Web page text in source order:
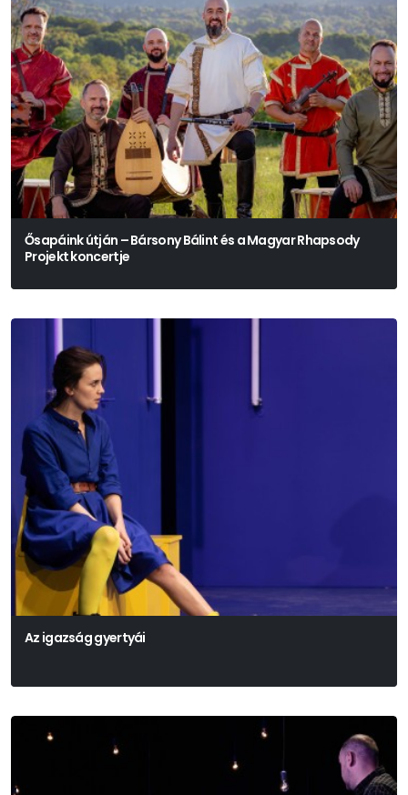
Ősapáink útján – Bársony Bálint és a Magyar Rhapsody
Projekt koncertje
Az igazság gyertyái